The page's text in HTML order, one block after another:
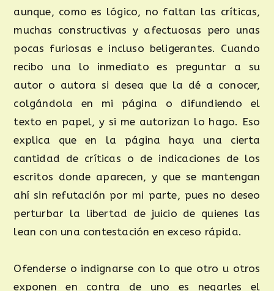
aunque, como es lógico, no faltan las críticas,
muchas constructivas y afectuosas pero unas
pocas furiosas e incluso beligerantes. Cuando
recibo una lo inmediato es preguntar a su
autor o autora si desea que la dé a conocer,
colgándola en mi página o difundiendo el
texto en papel, y si me autorizan lo hago. Eso
explica que en la página haya una cierta
cantidad de críticas o de indicaciones de los
escritos donde aparecen, y que se mantengan
ahí sin refutación por mi parte, pues no deseo
perturbar la libertad de juicio de quienes las
lean con una contestación en exceso rápida.
Ofenderse o indignarse con lo que otro u otros
exponen en contra de uno es negarles el